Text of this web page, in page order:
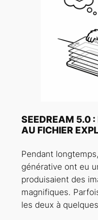
SEEDREAM 5.0 :
AU FICHIER
Pendant
générative ont eu
produisaient des
magnifiques.
les deux à